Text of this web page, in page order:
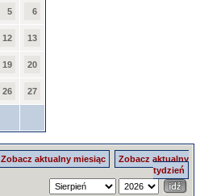
5 6
12 13
19 20
26 27
Zobacz aktualny miesiąc
Zobacz aktualny
tydzień